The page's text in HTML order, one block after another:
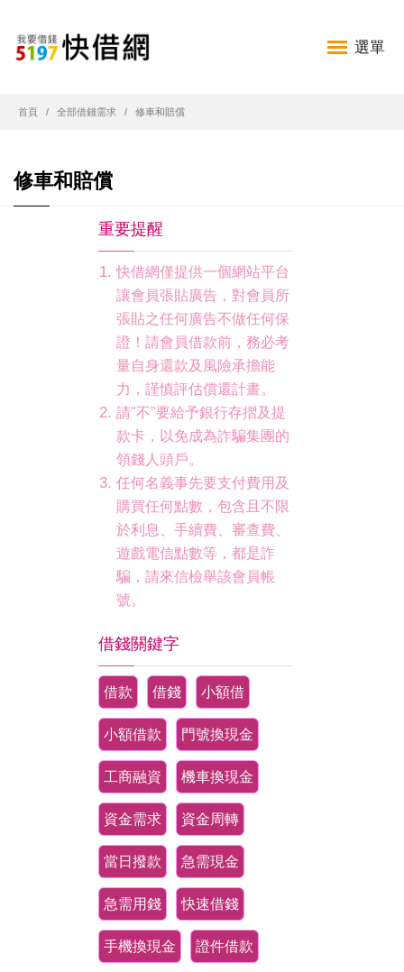
選單
首頁 全部借錢需求 修車和賠償
修車和賠償
重要提醒
快借網僅提供一個網站平台
讓會員張貼廣告，對會員所
張貼之任何廣告不做任何保
證！請會員借款前，務必考
量自身還款及風險承擔能
力，謹慎評估償還計畫。
請"不"要給予銀行存摺及提
款卡，以免成為詐騙集團的
領錢人頭戶。
任何名義事先要支付費用及
購買任何點數，包含且不限
於利息、手續費、審查費、
遊戲電信點數等，都是詐
騙，請來信檢舉該會員帳
號。
借錢關鍵字
借款 借錢 小額借
小額借款 門號換現金
工商融資 機車換現金
資金需求 資金周轉
當日撥款 急需現金
急需用錢 快速借錢
手機換現金 證件借款